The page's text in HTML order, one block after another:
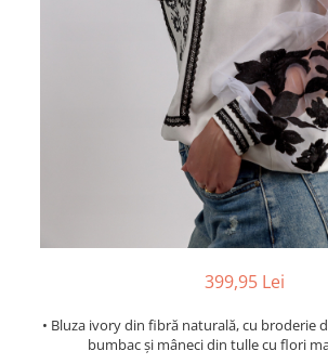
399,95 Lei
• Bluza ivory din fibră naturală, cu broderie
bumbac și mâneci din tulle cu flori